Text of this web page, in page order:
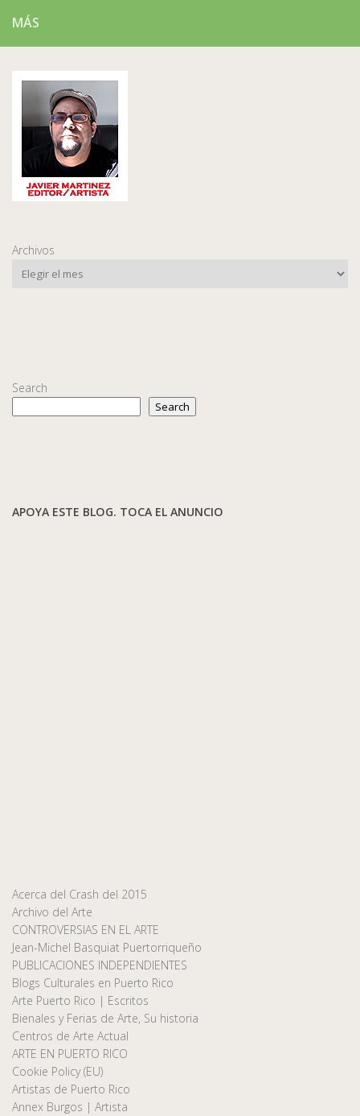
MÁS
Archivos
Search
Search
APOYA ESTE BLOG. TOCA EL ANUNCIO
Acerca del Crash del 2015
Archivo del Arte
CONTROVERSIAS EN EL ARTE
Jean-Michel Basquiat Puertorriqueño
PUBLICACIONES INDEPENDIENTES
Blogs Culturales en Puerto Rico
Arte Puerto Rico | Escritos
Bienales y Ferias de Arte, Su historia
Centros de Arte Actual
ARTE EN PUERTO RICO
Cookie Policy (EU)
Artistas de Puerto Rico
Annex Burgos | Artista